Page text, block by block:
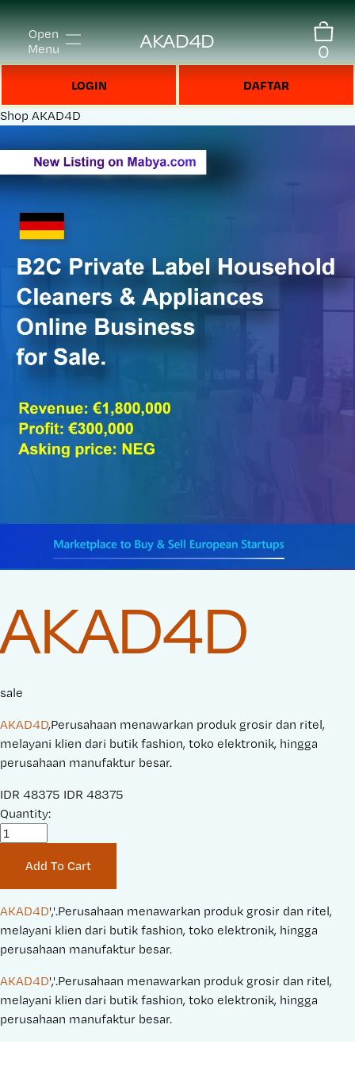
Open
Menu
AKAD4D 0
LOGIN DAFTAR
Shop AKAD4D
AKAD4D
sale
AKAD4D,Perusahaan menawarkan produk grosir dan ritel,
melayani klien dari butik fashion, toko elektronik, hingga
perusahaan manufaktur besar.
S
a
r
i
c
e
IDR 48375 O
n
a
l
P
i
c
e
IDR 48375
Quantity:
Add To Cart
AKAD4D','.Perusahaan menawarkan produk grosir dan ritel,
melayani klien dari butik fashion, toko elektronik, hingga
perusahaan manufaktur besar.
AKAD4D','.Perusahaan menawarkan produk grosir dan ritel,
melayani klien dari butik fashion, toko elektronik, hingga
perusahaan manufaktur besar.